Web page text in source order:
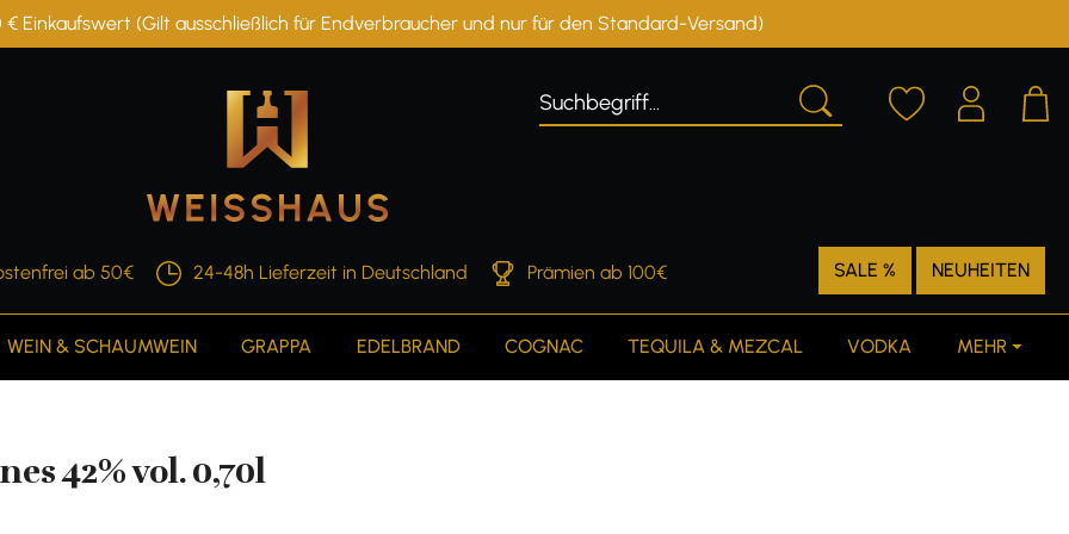
Einkaufswert (Gilt ausschließlich für Endverbraucher und nur für den Standard-Versand)
ab 50€ 24-48h Lieferzeit in Deutschland Prämien ab 100€ SALE % NEUHEITEN
WEIN & SCHAUMWEIN GRAPPA EDELBRAND COGNAC TEQUILA & MEZCAL VODKA MEHR
42% vol. 0,70l